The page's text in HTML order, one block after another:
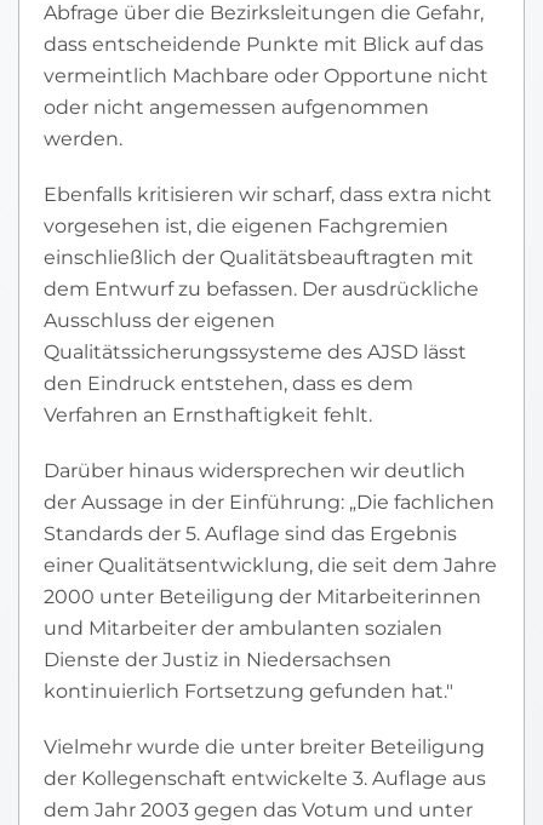
Abfrage über die Bezirksleitungen die Gefahr,
dass entscheidende Punkte mit Blick auf das
vermeintlich Machbare oder Opportune nicht
oder nicht angemessen aufgenommen
werden.
Ebenfalls kritisieren wir scharf, dass extra nicht
vorgesehen ist, die eigenen Fachgremien
einschließlich der Qualitätsbeauftragten mit
dem Entwurf zu befassen. Der ausdrückliche
Ausschluss der eigenen
Qualitätssicherungssysteme des AJSD lässt
den Eindruck entstehen, dass es dem
Verfahren an Ernsthaftigkeit fehlt.
Darüber hinaus widersprechen wir deutlich
der Aussage in der Einführung: „Die fachlichen
Standards der 5. Auflage sind das Ergebnis
einer Qualitätsentwicklung, die seit dem Jahre
2000 unter Beteiligung der Mitarbeiterinnen
und Mitarbeiter der ambulanten sozialen
Dienste der Justiz in Niedersachsen
kontinuierlich Fortsetzung gefunden hat."
Vielmehr wurde die unter breiter Beteiligung
der Kollegenschaft entwickelte 3. Auflage aus
dem Jahr 2003 gegen das Votum und unter